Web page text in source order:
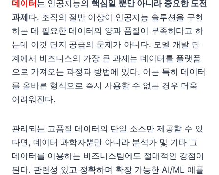
데이터 는 인공지능의 핵심일 뿐만 아니라 중요한 도전
과제다. 조직의 절반 이상이 인공지능 솔루션을 구현
하는 데 필요한 데이터의 양과 품질이 부족하다고 하
는데 이것 단지 공급의 문제가 아니다. 모델 개발 단
계에서 비즈니스의 가장 큰 과제는 데이터를 플랫폼
으로 가져오는 과정과 방법에 있다. 이는 특히 데이터
를 올바른 형식으로 즉시 사용할 수 없는 경우 더욱
어려워진다.
관리되는 고품질 데이터의 단일 소스만 제공할 수 있
다면, 데이터 과학자뿐만 아니라 분석가 및 기타 그
데이터를 이용하는 비즈니스팀에도 절대적인 강점이
된다. 관련성 있고 정확하며 확장 가능한 AI/ML 애플